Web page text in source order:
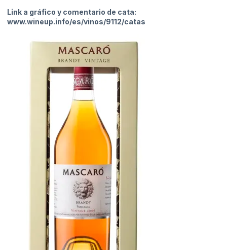
Link a gráfico y comentario de cata:
www.wineup.info/es/vinos/9112/catas